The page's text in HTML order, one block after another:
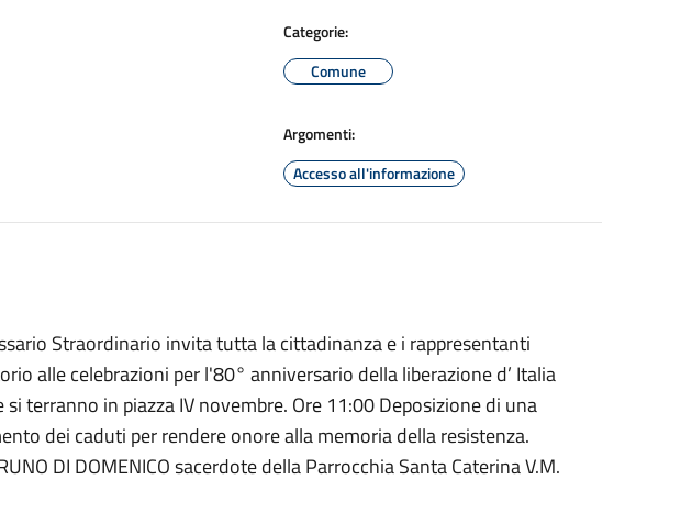
Categorie:
Comune
Argomenti:
Accesso all'informazione
Straordinario invita tutta la cittadinanza e i rappresentanti
alle celebrazioni per l'80° anniversario della liberazione d’ Italia
terranno in piazza IV novembre. Ore 11:00 Deposizione di una
dei caduti per rendere onore alla memoria della resistenza.
DI DOMENICO sacerdote della Parrocchia Santa Caterina V.M.